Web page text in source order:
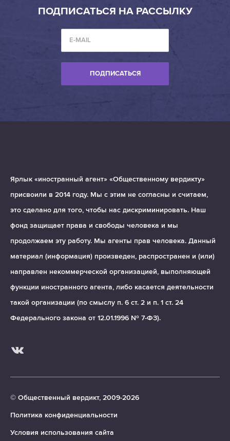
ПОДПИСАТЬСЯ НА РАССЫЛКУ
ПОДПИСАТЬСЯ
Ярлык «иностранный агент» «Общественному вердикту»
присвоили в 2014 году. Мы с этим не согласны и считаем,
это сделано для того, чтобы нас дискриминировать. Наш
фонд защищает права и свободы человека и мы
продолжаем эту работу. Мы агенты прав человека. Данный
материал (информация) произведен, распространен и (или)
направлен некоммерческой организацией, выполняющей
функции иностранного агента, либо касается деятельности
такой организации (по смыслу п. 6 ст. 2 и п. 1 ст. 24
Федерального закона от 12.01.1996 № 7-ФЗ).
© Общественный вердикт, 2009-2026
Политика конфиденциальности
Условия использования сайта